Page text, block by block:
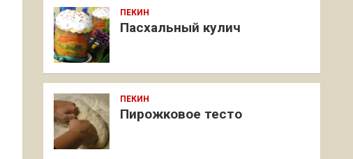
ПЕКИН
Пасхальный кулич
ПЕКИН
Пирожковое тесто